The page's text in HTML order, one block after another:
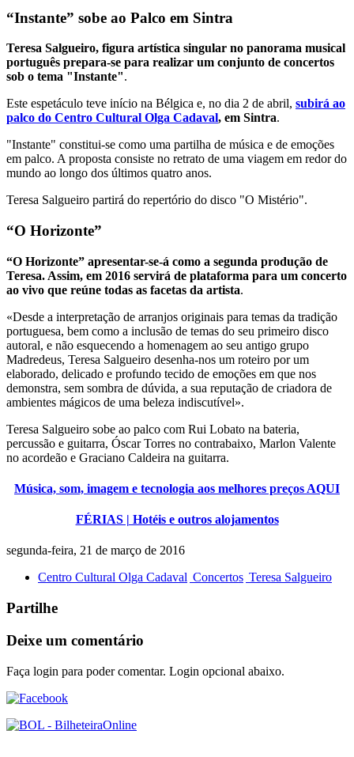
“Instante” sobe ao Palco em Sintra
Teresa Salgueiro, figura artística singular no panorama musical
português prepara-se para realizar um conjunto de concertos
sob o tema "Instante".
Este espetáculo teve início na Bélgica e, no dia 2 de abril, subirá ao
palco do Centro Cultural Olga Cadaval, em Sintra.
"Instante" constitui-se como uma partilha de música e de emoções
em palco. A proposta consiste no retrato de uma viagem em redor do
mundo ao longo dos últimos quatro anos.
Teresa Salgueiro partirá do repertório do disco "O Mistério".
“O Horizonte”
“O Horizonte” apresentar-se-á como a segunda produção de
Teresa. Assim, em 2016 servirá de plataforma para um concerto
ao vivo que reúne todas as facetas da artista.
«Desde a interpretação de arranjos originais para temas da tradição
portuguesa, bem como a inclusão de temas do seu primeiro disco
autoral, e não esquecendo a homenagem ao seu antigo grupo
Madredeus, Teresa Salgueiro desenha-nos um roteiro por um
elaborado, delicado e profundo tecido de emoções em que nos
demonstra, sem sombra de dúvida, a sua reputação de criadora de
ambientes mágicos de uma beleza indiscutível».
Teresa Salgueiro sobe ao palco com Rui Lobato na bateria,
percussão e guitarra, Óscar Torres no contrabaixo, Marlon Valente
no acordeão e Graciano Caldeira na guitarra.
Música, som, imagem e tecnologia aos melhores preços AQUI
FÉRIAS | Hotéis e outros alojamentos
segunda-feira, 21 de março de 2016
Centro Cultural Olga Cadaval Concertos Teresa Salgueiro
Partilhe
Deixe um comentário
Faça login para poder comentar. Login opcional abaixo.